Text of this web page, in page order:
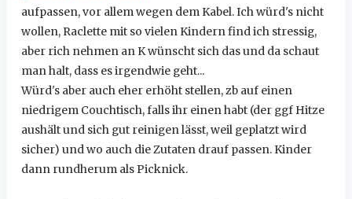
aufpassen, vor allem wegen dem Kabel. Ich würd's nicht
wollen, Raclette mit so vielen Kindern find ich stressig,
aber rich nehmen an K wünscht sich das und da schaut
man halt, dass es irgendwie geht...
Würd's aber auch eher erhöht stellen, zb auf einen
niedrigem Couchtisch, falls ihr einen habt (der ggf Hitze
aushält und sich gut reinigen lässt, weil geplatzt wird
sicher) und wo auch die Zutaten drauf passen. Kinder
dann rundherum als Picknick.